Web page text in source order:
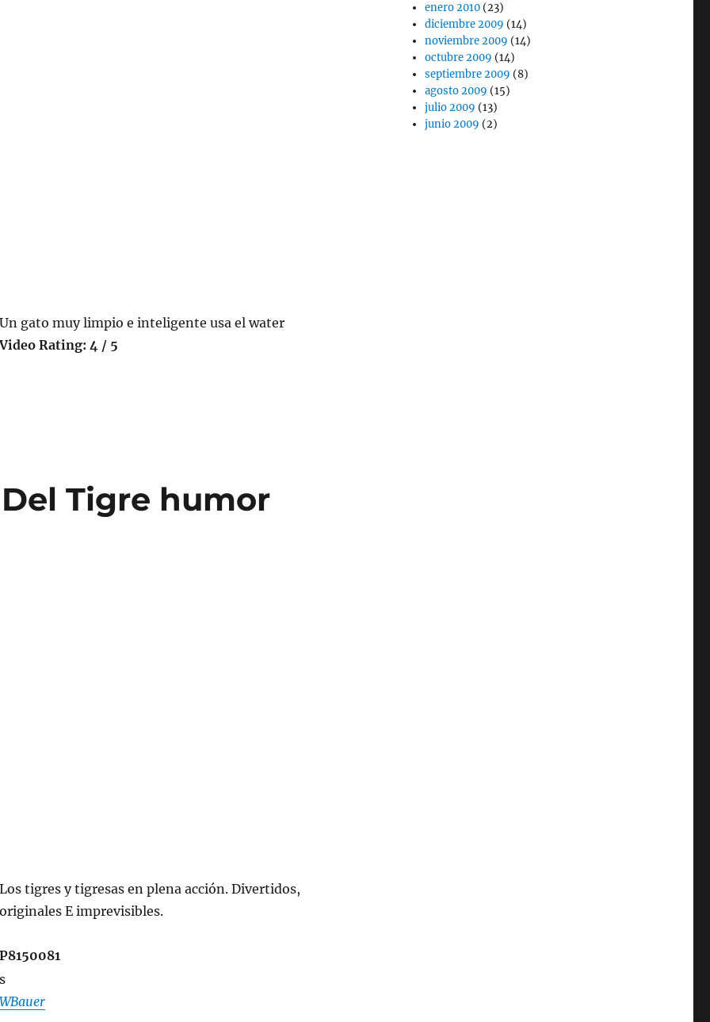
Un gato muy limpio e inteligente usa el water
Rating: 4 / 5
Tigre humor
Los tigres y tigresas en plena acción. Divertidos,
originales E imprevisibles.
P8150081
enero 2010 (23)
diciembre 2009 (14)
noviembre 2009 (14)
octubre 2009 (14)
septiembre 2009 (8)
agosto 2009 (15)
julio 2009 (13)
junio 2009 (2)